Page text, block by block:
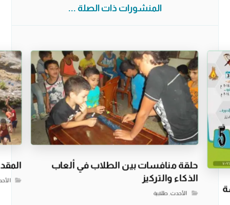
المنشورات ذات الصلة ...
حلقة منافسات بين الطلاب في ألعاب
الذكاء والتركيز
الأحدث طلابية